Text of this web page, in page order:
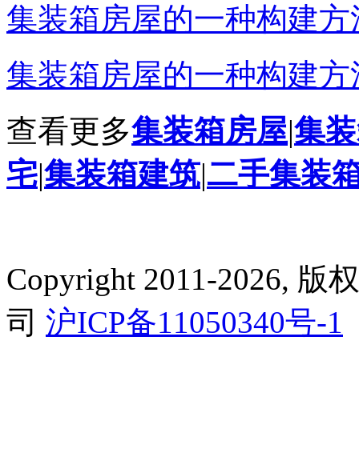
集装箱房屋的一种构建方
集装箱房屋的一种构建方
查看更多集装箱房屋|集
宅|集装箱建筑|二手集装
Copyright 2011-2026, 版
司 沪ICP备11050340号-1